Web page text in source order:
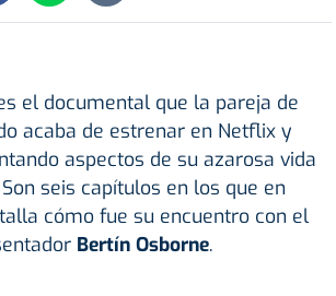
el documental que la pareja de
acaba de estrenar en Netflix y
aspectos de su azarosa vida
seis capítulos en los que en
cómo fue su encuentro con el
Bertín Osborne.